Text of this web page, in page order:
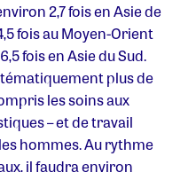
2,7 fois en Asie de
fois au Moyen-Orient
fois en Asie du Sud.
plus de
les soins aux
– et de travail
hommes. Au rythme
il faudra environ